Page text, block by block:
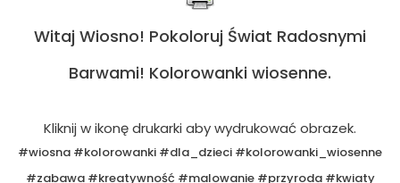
Witaj Wiosno! Pokoloruj Świat Radosnymi
Barwami! Kolorowanki wiosenne.
Kliknij w ikonę drukarki aby wydrukować obrazek.
#wiosna #kolorowanki #dla_dzieci #kolorowanki_wiosenne
#zabawa #kreatywność #malowanie #przyroda #kwiaty